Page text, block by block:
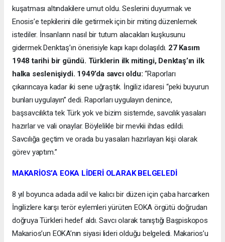
kuşatması altındakilere umut oldu. Seslerini duyurmak ve
Enosis’e tepkilerini dile getirmek için bir miting düzenlemek
istediler. İnsanların nasıl bir tutum alacakları kuşkusunu
gidermek Denktaş’ın önerisiyle kapı kapı dolaşıldı. 27 Kasım
1948 tarihi bir gündü. Türklerin ilk mitingi, Denktaş’ın ilk
halka seslenişiydi. 1949’da savcı oldu:“Raporları
çıkarıncaya kadar iki sene uğraştık. İngiliz idaresi “peki buyurun
bunları uygulayın” dedi. Raporları uygulayın denince,
başsavcılıkta tek Türk yok ve bizim sistemde, savcılık yasaları
hazırlar ve vali onaylar. Böylelikle bir mevkii ihdas edildi.
Savcılığa geçtim ve orada bu yasaları hazırlayan kişi olarak
görev yaptım.”
MAKARİOS’A EOKA LİDERİ OLARAK BELGELEDİ
8 yıl boyunca adada adil ve kalıcı bir düzen için çaba harcarken
İngilizlere karşı terör eylemleri yürüten EOKA örgütü doğrudan
doğruya Türkleri hedef aldı. Savcı olarak tanıştığı Başpiskopos
Makarios’un EOKA’nın siyasi lideri olduğu belgeledi. Makarios’u